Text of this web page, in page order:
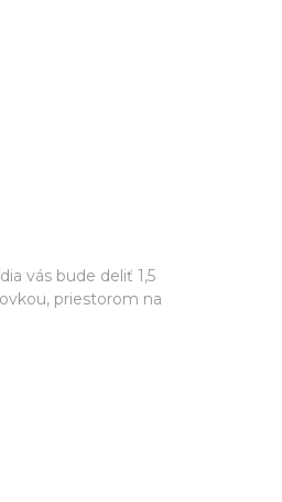
vás bude deliť 1,5
priestorom na